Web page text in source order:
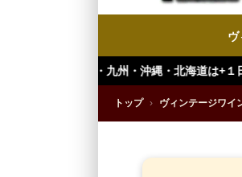
ヴ
沖縄・北海道は+１日 離島などは更に+ と
トップ › ヴィンテージワイ